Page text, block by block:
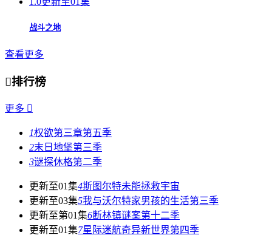
战斗之地
查看更多
排行榜
更多 
1权欲第三章第五季
2末日地堡第三季
3谜探休格第二季
更新至01集4斯图尔特未能拯救宇宙
更新至03集5我与沃尔特家男孩的生活第三季
更新至第01集6断林镇谜案第十二季
更新至01集7星际迷航奇异新世界第四季